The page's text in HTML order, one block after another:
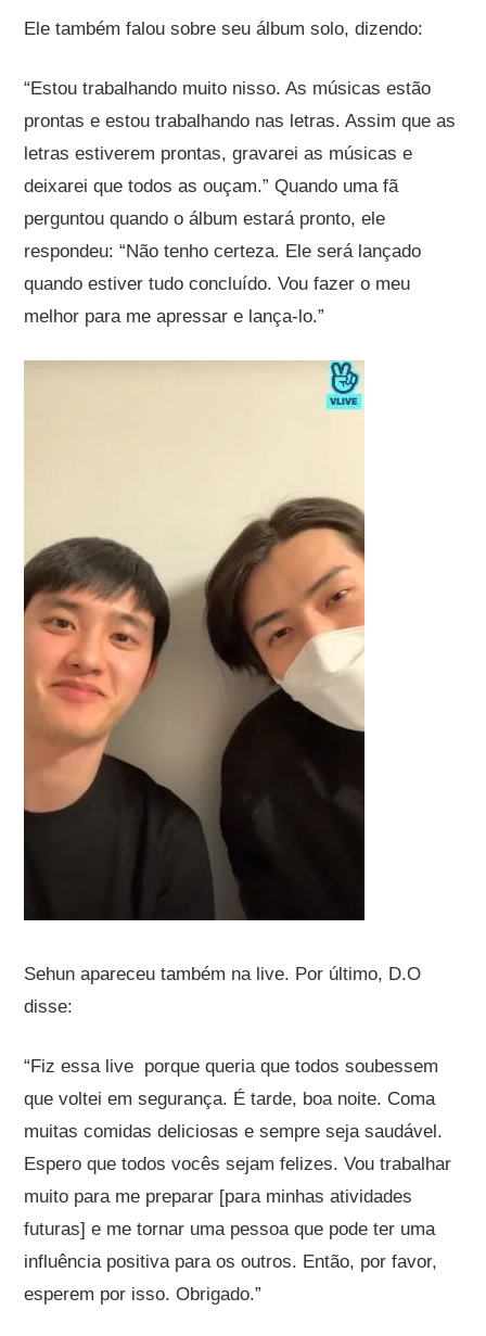
Ele também falou sobre seu álbum solo, dizendo:
“Estou trabalhando muito nisso. As músicas estão
prontas e estou trabalhando nas letras. Assim que as
letras estiverem prontas, gravarei as músicas e
deixarei que todos as ouçam.” Quando uma fã
perguntou quando o álbum estará pronto, ele
respondeu: “Não tenho certeza. Ele será lançado
quando estiver tudo concluído. Vou fazer o meu
melhor para me apressar e lança-lo.”
Sehun apareceu também na live. Por último, D.O
disse:
“Fiz essa live porque queria que todos soubessem
que voltei em segurança. É tarde, boa noite. Coma
muitas comidas deliciosas e sempre seja saudável.
Espero que todos vocês sejam felizes. Vou trabalhar
muito para me preparar [para minhas atividades
futuras] e me tornar uma pessoa que pode ter uma
influência positiva para os outros. Então, por favor,
esperem por isso. Obrigado.”